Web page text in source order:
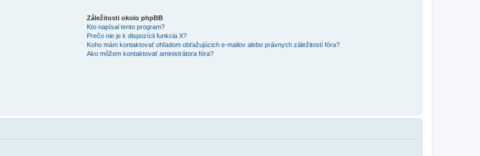
Záležitosti okolo phpBB
Kto napísal tento program?
Prečo nie je k dispozícii funkcia X?
Koho mám kontaktovať ohľadom obťažujúcich e-mailov alebo právnych záležitostí fóra?
Ako môžem kontaktovať aministrátora fóra?